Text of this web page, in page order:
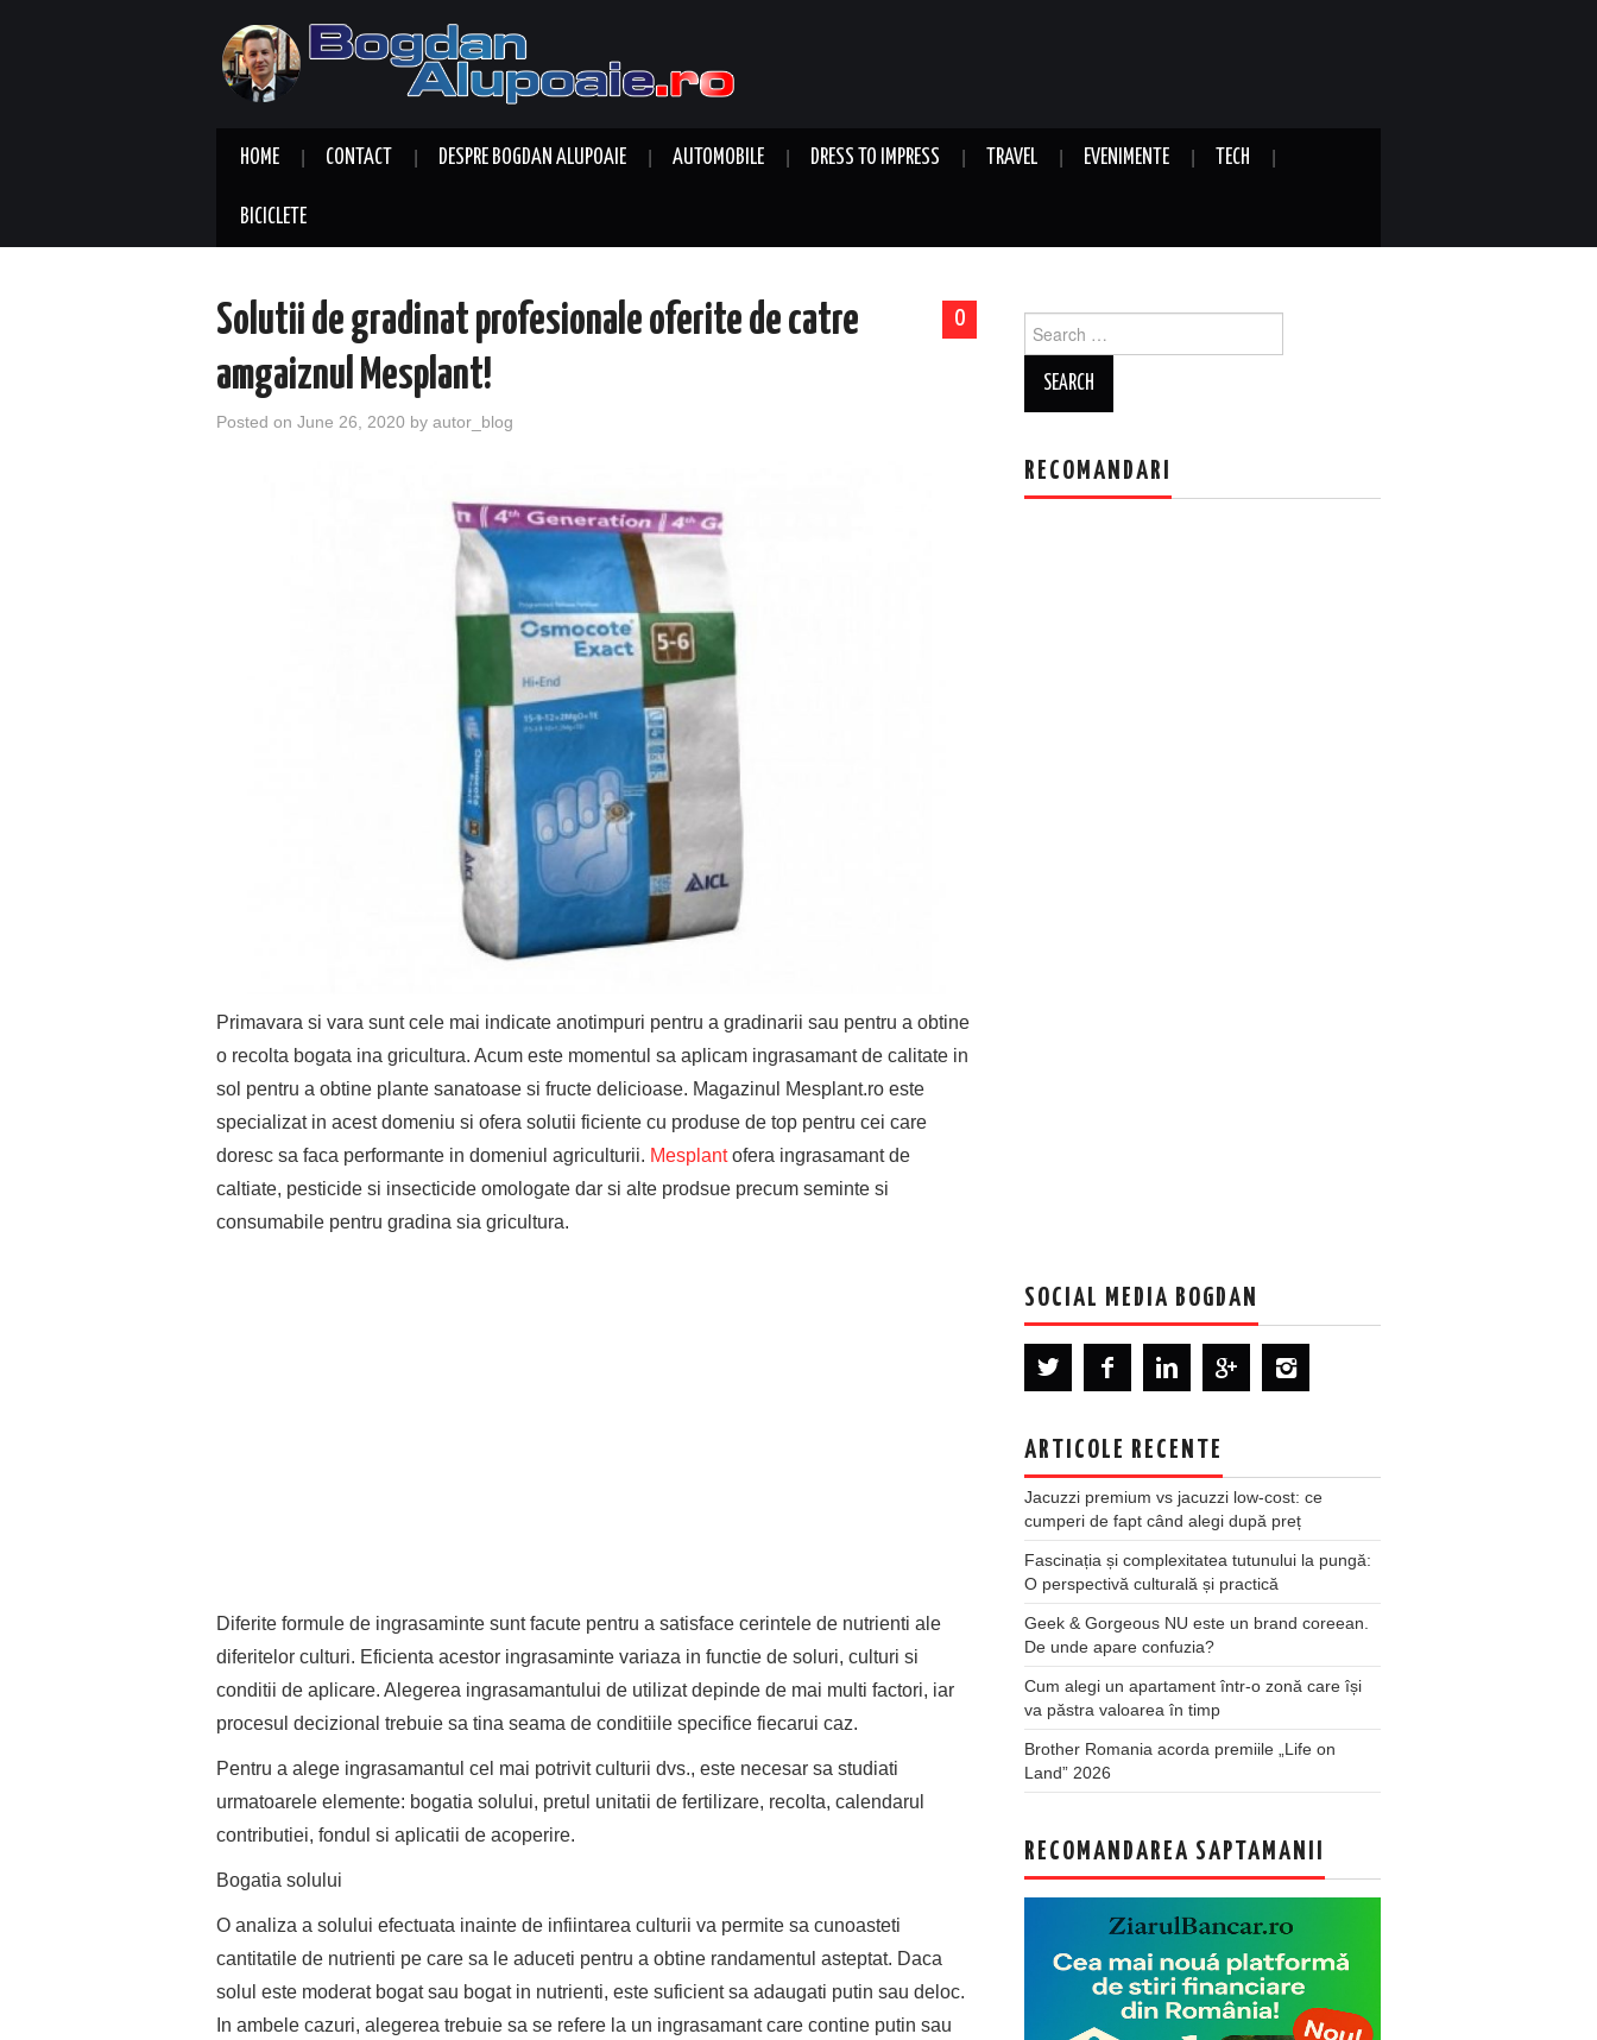
HOME CONTACT DESPRE BOGDAN ALUPOAIE AUTOMOBILE DRESS TO IMPRESS TRAVEL EVENIMENTE TECH
BICICLETE
0
Solutii de gradinat profesionale oferite de catre
amgaiznul Mesplant!
Posted on June 26, 2020 by autor_blog
Primavara si vara sunt cele mai indicate anotimpuri pentru a gradinarii sau pentru a obtine
o recolta bogata ina gricultura. Acum este momentul sa aplicam ingrasamant de calitate in
sol pentru a obtine plante sanatoase si fructe delicioase. Magazinul Mesplant.ro este
specializat in acest domeniu si ofera solutii ficiente cu produse de top pentru cei care
doresc sa faca performante in domeniul agriculturii. Mesplantofera ingrasamant de
caltiate, pesticide si insecticide omologate dar si alte prodsue precum seminte si
consumabile pentru gradina sia gricultura.
Diferite formule de ingrasaminte sunt facute pentru a satisface cerintele de nutrienti ale
diferitelor culturi. Eficienta acestor ingrasaminte variaza in functie de soluri, culturi si
conditii de aplicare. Alegerea ingrasamantului de utilizat depinde de mai multi factori, iar
procesul decizional trebuie sa tina seama de conditiile specifice fiecarui caz.
Pentru a alege ingrasamantul cel mai potrivit culturii dvs., este necesar sa studiati
urmatoarele elemente: bogatia solului, pretul unitatii de fertilizare, recolta, calendarul
contributiei, fondul si aplicatii de acoperire.
Bogatia solului
O analiza a solului efectuata inainte de infiintarea culturii va permite sa cunoasteti
cantitatile de nutrienti pe care sa le aduceti pentru a obtine randamentul asteptat. Daca
solul este moderat bogat sau bogat in nutrienti, este suficient sa adaugati putin sau deloc.
In ambele cazuri, alegerea trebuie sa se refere la un ingrasamant care contine putin sau
for:
RECOMANDARI
SOCIAL MEDIA BOGDAN
ARTICOLE RECENTE
Jacuzzi premium vs jacuzzi low-cost: ce
cumperi de fapt când alegi după preț
Fascinația și complexitatea tutunului la pungă:
O perspectivă culturală și practică
Geek & Gorgeous NU este un brand coreean.
De unde apare confuzia?
Cum alegi un apartament într-o zonă care își
va păstra valoarea în timp
Brother Romania acorda premiile „Life on
Land” 2026
RECOMANDAREA SAPTAMANII